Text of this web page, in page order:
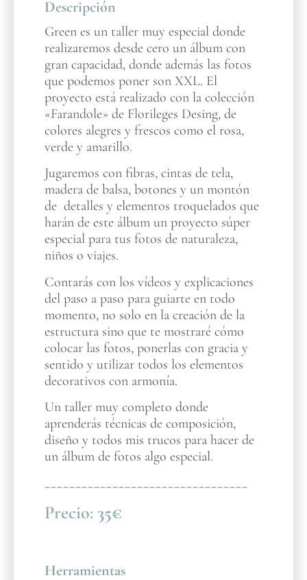
Descripción
Green es un taller muy especial donde
realizaremos desde cero un álbum con
gran capacidad, donde además las fotos
que podemos poner son XXL. El
proyecto está realizado con la colección
«Farandole» de Florileges Desing, de
colores alegres y frescos como el rosa,
verde y amarillo.
Jugaremos con fibras, cintas de tela,
madera de balsa, botones y un montón
de detalles y elementos troquelados que
harán de este álbum un proyecto súper
especial para tus fotos de naturaleza,
niños o viajes.
Contarás con los vídeos y explicaciones
del paso a paso para guiarte en todo
momento, no solo en la creación de la
estructura sino que te mostraré cómo
colocar las fotos, ponerlas con gracia y
sentido y utilizar todos los elementos
decorativos con armonía.
Un taller muy completo donde
aprenderás técnicas de composición,
diseño y todos mis trucos para hacer de
un álbum de fotos algo especial.
_________________________________
Precio: 35€
Herramientas